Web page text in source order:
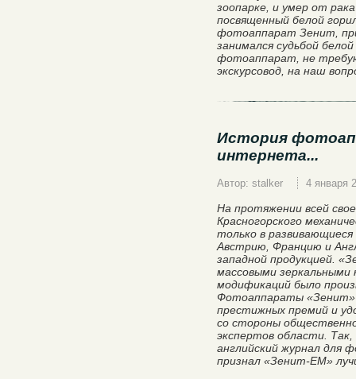
зоопарке, и умер от
посвященный белой
фотоаппарат Зенит,
занимался судьбой
фотоаппарат, не
экскурсовод, на наш
История
интернета...
Автор: stalker 4 января
На протяжении всей
Красногорского
только в
Австрию, Францию и
западной продукцией.
массовыми зеркальными
модификаций было
Фотоаппараты «Зенит»
престижных премий и
со стороны
экспертов области.
английский журнал для
признал «Зенит-ЕМ»